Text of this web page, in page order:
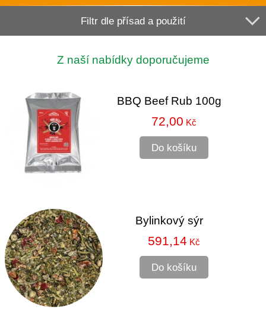
Filtr dle přísad a použití
Z naší nabídky doporučujeme
BBQ Beef Rub 100g
72,00 Kč
Do košíku
Bylinkový sýr
591,14 Kč
Do košíku